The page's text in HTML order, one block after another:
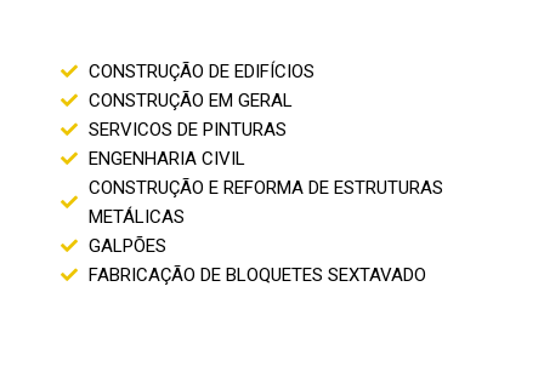
CONSTRUÇÃO DE EDIFÍCIOS
CONSTRUÇÃO EM GERAL
SERVICOS DE PINTURAS
ENGENHARIA CIVIL
CONSTRUÇÃO E REFORMA DE ESTRUTURAS
METÁLICAS
GALPÕES
FABRICAÇÃO DE BLOQUETES SEXTAVADO